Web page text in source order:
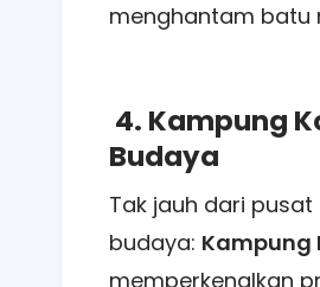
menghantam batu
4. Kampung
Budaya
Tak jauh dari
budaya: Kampung
memperkenalkan